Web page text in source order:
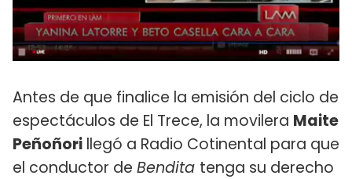
Antes de que finalice la emisión del ciclo de
espectáculos de El Trece, la movilera Maite
Peñoñori llegó a Radio Cotinental para que
el conductor de Bendita tenga su derecho